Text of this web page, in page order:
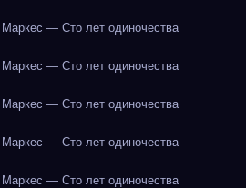
Маркес — Сто лет одиночества
Маркес — Сто лет одиночества
Маркес — Сто лет одиночества
Маркес — Сто лет одиночества
Маркес — Сто лет одиночества